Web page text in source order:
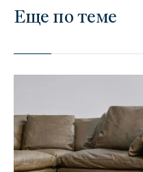
Еще по теме